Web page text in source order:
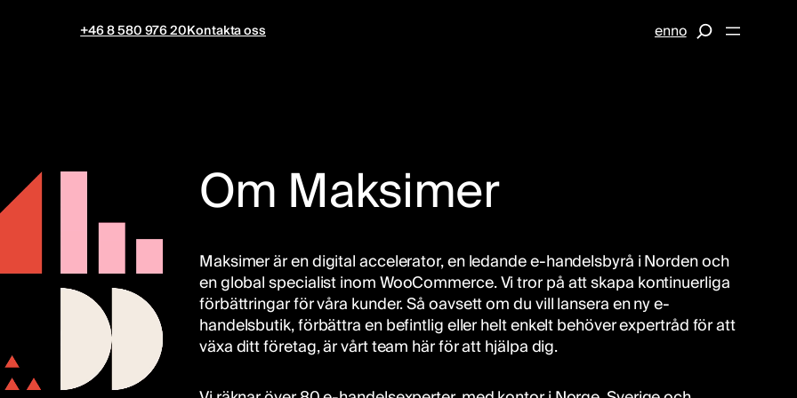
+46 8 580 976 20Kontakta oss ennoS
Om Maksimer
Maksimer är en digital accelerator, en ledande e-handelsbyrå i Norden och
en global specialist inom WooCommerce. Vi tror på att skapa kontinuerliga
förbättringar för våra kunder. Så oavsett om du vill lansera en ny e-
handelsbutik, förbättra en befintlig eller helt enkelt behöver expertråd för att
växa ditt företag, är vårt team här för att hjälpa dig.